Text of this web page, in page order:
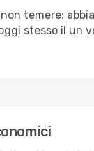
temere:
stesso il un